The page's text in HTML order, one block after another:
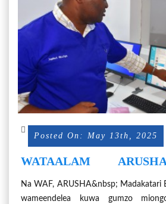
Posted On: May 13th, 2025
WATAALAM ARUSHA WAVUNA
SAMIA
Na WAF, ARUSHA&nbsp; Madakatari
wameendelea kuwa gumzo